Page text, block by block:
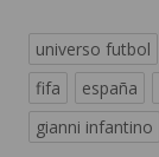
universo futbol
fifa
españa
gianni infantino